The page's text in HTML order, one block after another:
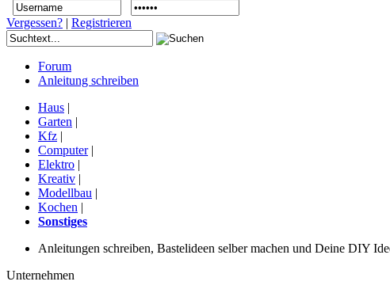
Vergessen? | Registrieren
Forum
Anleitung schreiben
Haus |
Garten |
Kfz |
Computer|
Elektro |
Kreativ |
Modellbau |
Kochen |
Sonstiges
Anleitungen schreiben, Bastelideen selber machen und Deine DIY
Unternehmen